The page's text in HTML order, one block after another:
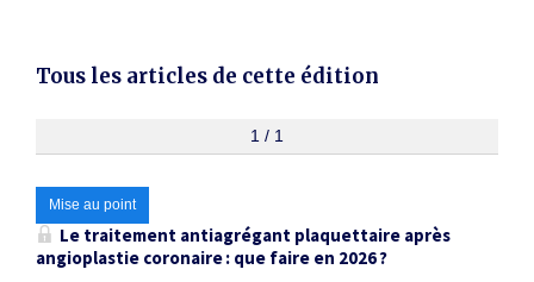
DuTous les articles de cette édition
1 / 1
Mise au point
Le traitement antiagrégant plaquettaire après
angioplastie coronaire : que faire en 2026 ?